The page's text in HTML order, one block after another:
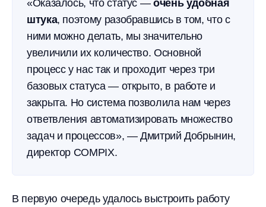
«Оказалось, что статус — очень удобная
штука, поэтому разобравшись в том, что с
ними можно делать, мы значительно
увеличили их количество. Основной
процесс у нас так и проходит через три
базовых статуса — открыто, в работе и
закрыта. Но система позволила нам через
ответвления автоматизировать множество
задач и процессов», — Дмитрий Добрынин,
директор COMPIX.
В первую очередь удалось выстроить работу